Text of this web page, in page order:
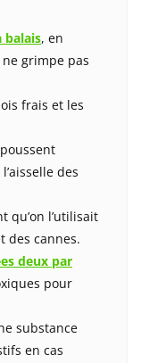
balais, en
grimpe pas
frais et les
des
qu’on l’utilisait
des cannes.
deux par
pour
substance
en cas